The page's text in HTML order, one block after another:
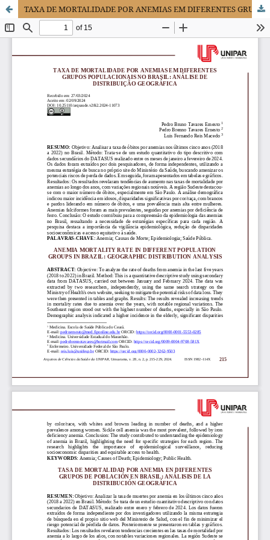
TAXA DE MORTALIDADE POR ANEMIAS EM DIFERENTES GRUPOS POPULACIONAIS NO BRASIL: ANÁLISE DE DISTRIBUIÇÃO GEOGRÁFICA